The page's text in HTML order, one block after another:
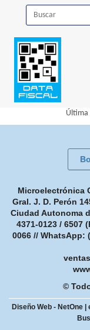
Última
Microelectrónica
Gral. J. D. Perón
Ciudad Autonoma
4371-0123 / 6507
0066 // WhatsApp:
©
Diseño Web - NetOne|